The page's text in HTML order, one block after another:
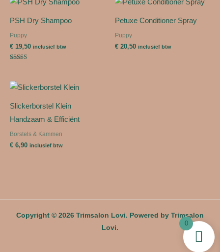
PSH Dry Shampoo
Puppy
€ 19,50 inclusief btw
Petuxe Conditioner Spray
Puppy
€ 20,50 inclusief btw
Slickerborstel Klein
Handzaam & Efficiënt
Borstels & Kammen
€ 6,90 inclusief btw
Copyright © 2026 Trimsalon Lovi. Powered by Trimsalon
Lovi.
0